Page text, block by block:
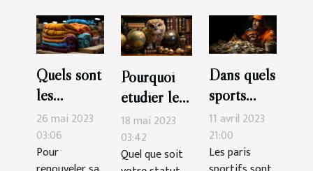
Quels sont
les
avantages
de faire ses
achats
26 mai 2023
03:06
Pour
Pourquoi
étudier le
SEO ?
18 mai 2023
03:42
Quel que soit
Dans quels
sports
faut-il
parier pour
gagner
11 avril 2023
21:00
Les paris